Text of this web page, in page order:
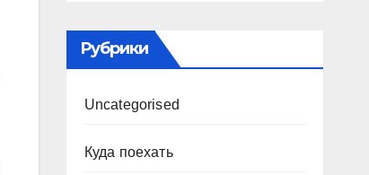
Рубрики
Uncategorised
Куда поехать